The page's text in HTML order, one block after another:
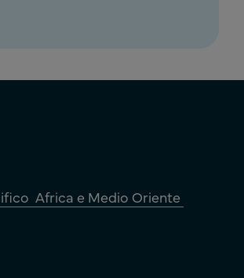
Africa e Medio Oriente